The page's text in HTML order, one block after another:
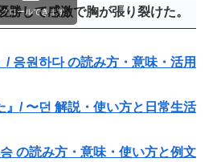
勝して感激で胸が張り裂けた。
ロールできます
응원하다 の読み方・意味・活用
』/ 〜던 解説・使い方と日常生活
の読み方・意味・使い方と例文